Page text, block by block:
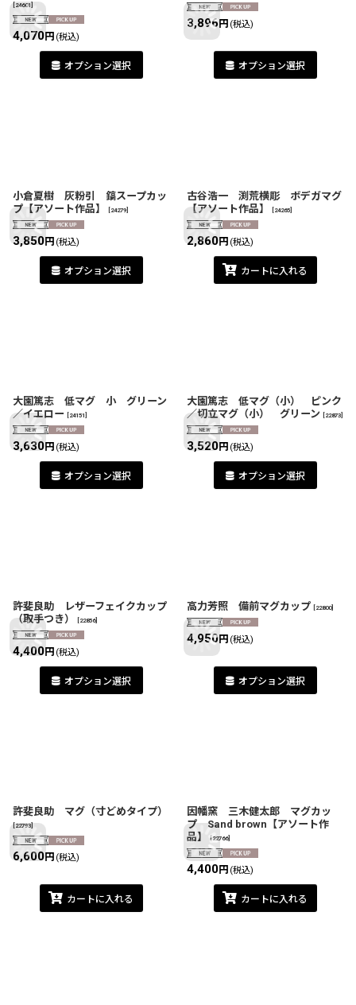
[24601]
4,070円 (税込)
オプション選択
3,896円 (税込)
オプション選択
小倉夏樹 灰粉引 鎬スープカッ
プ【アソート作品】
24279
3,850円 (税込)
オプション選択
古谷浩一 渕荒横彫 ボデガマグ
【アソート作品】
24265
2,860円 (税込)
カートに入れる
大園篤志 低マグ 小 グリーン
／イエロー
24151
3,630円 (税込)
オプション選択
大園篤志 低マグ（小） ピンク
／切立マグ（小） グリーン
22873
3,520円 (税込)
オプション選択
許斐良助 レザーフェイクカップ
（取手つき）
22856]
4,400円 (税込)
オプション選択
高力芳照 備前マグカップ 22800]
4,950円 (税込)
オプション選択
許斐良助 マグ（寸どめタイプ）
22793
6,600円 (税込)
カートに入れる
因幡窯 三木健太郎 マグカッ
プ Sand brown【アソート作
品】
[ 22766]
4,400円 (税込)
カートに入れる